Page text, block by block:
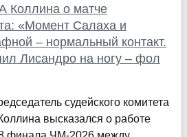
Коллина о матче
«Момент Салаха и
– нормальный контакт.
Лисандро на ногу – фол
судейского комитета
высказался о работе